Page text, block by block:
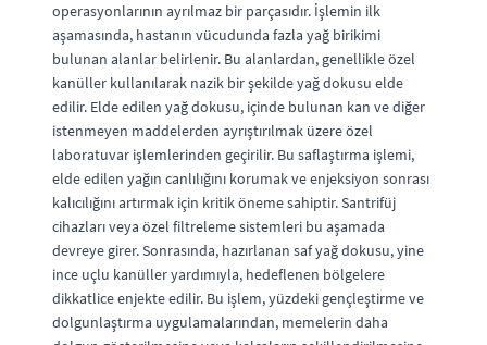
operasyonlarının ayrılmaz bir parçasıdır. İşlemin ilk
aşamasında, hastanın vücudunda fazla yağ birikimi
bulunan alanlar belirlenir. Bu alanlardan, genellikle özel
kanüller kullanılarak nazik bir şekilde yağ dokusu elde
edilir. Elde edilen yağ dokusu, içinde bulunan kan ve diğer
istenmeyen maddelerden ayrıştırılmak üzere özel
laboratuvar işlemlerinden geçirilir. Bu saflaştırma işlemi,
elde edilen yağın canlılığını korumak ve enjeksiyon sonrası
kalıcılığını artırmak için kritik öneme sahiptir. Santrifüj
cihazları veya özel filtreleme sistemleri bu aşamada
devreye girer. Sonrasında, hazırlanan saf yağ dokusu, yine
ince uçlu kanüller yardımıyla, hedeflenen bölgelere
dikkatlice enjekte edilir. Bu işlem, yüzdeki gençleştirme ve
dolgunlaştırma uygulamalarından, memelerin daha